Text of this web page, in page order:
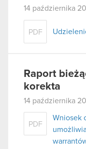
14 października
PDF
Raport
korekta
14 października
PDF
Wniosek